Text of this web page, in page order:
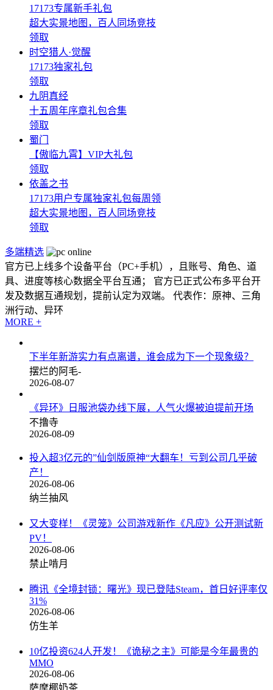
17173专属新手礼包
超大实景地图，百人同场竞技
领取
时空猎人·觉醒
17173独家礼包
领取
九阴真经
十五周年序章礼包合集
领取
蜀门
【傲临九霄】VIP大礼包
领取
依盖之书
17173用户专属独家礼包每周领
超大实景地图，百人同场竞技
领取
多端精选
官方已上线多个设备平台（PC+手机），且账号、角色、道
具、进度等核心数据全平台互通； 官方已正式公布多平台开
发及数据互通规划，提前认定为双端。 代表作：原神、三角
洲行动、异环
MORE +
下半年新游实力有点离谱，谁会成为下一个现象级？
摆烂的阿毛-
2026-08-07
《异环》日服池袋办线下展，人气火爆被迫提前开场
不撸寺
2026-08-09
投入超3亿元的”仙剑版原神“大翻车！亏到公司几乎破
产！
2026-08-06
纳兰抽风
又大变样！《灵笼》公司游戏新作《凡应》公开测试新
PV！
2026-08-06
禁止啃月
腾讯《全境封锁：曙光》现已登陆Steam，首日好评率仅
31%
2026-08-06
仿生羊
10亿投资624人开发！《诡秘之主》可能是今年最贵的
MMO
2026-08-06